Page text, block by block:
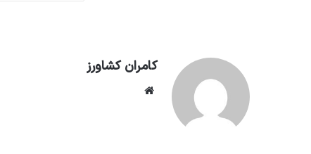
کامران کشاورز